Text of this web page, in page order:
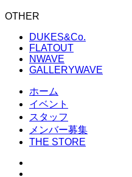
OTHER
DUKES&Co.
FLATOUT
NWAVE
GALLERYWAVE
ホーム
イベント
スタッフ
メンバー募集
THE STORE